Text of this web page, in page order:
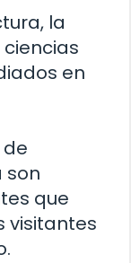
la
en
son
que
visitantes